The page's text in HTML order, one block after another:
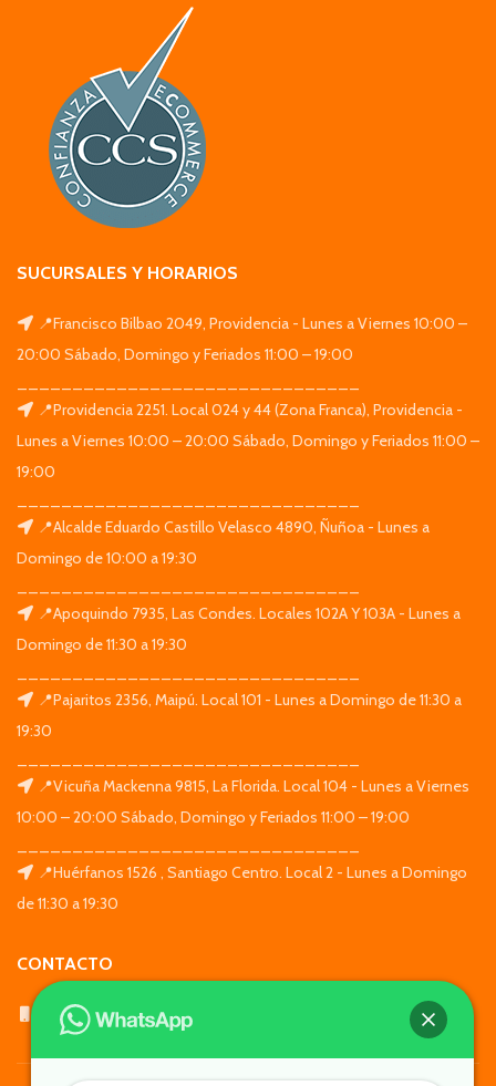
SUCURSALES Y HORARIOS
📍Francisco Bilbao 2049, Providencia - Lunes a Viernes 10:00 –
20:00 Sábado, Domingo y Feriados 11:00 – 19:00
📍Providencia 2251. Local 024 y 44 (Zona Franca), Providencia -
Lunes a Viernes 10:00 – 20:00 Sábado, Domingo y Feriados 11:00 –
19:00
📍Alcalde Eduardo Castillo Velasco 4890, Ñuñoa - Lunes a
Domingo de 10:00 a 19:30
📍Apoquindo 7935, Las Condes. Locales 102A Y 103A - Lunes a
Domingo de 11:30 a 19:30
📍Pajaritos 2356, Maipú. Local 101 - Lunes a Domingo de 11:30 a
19:30
📍Vicuña Mackenna 9815, La Florida. Local 104 - Lunes a Viernes
10:00 – 20:00 Sábado, Domingo y Feriados 11:00 – 19:00
📍Huérfanos 1526 , Santiago Centro. Local 2 - Lunes a Domingo
de 11:30 a 19:30
CONTACTO
WhatsApp: +569 7564 4676